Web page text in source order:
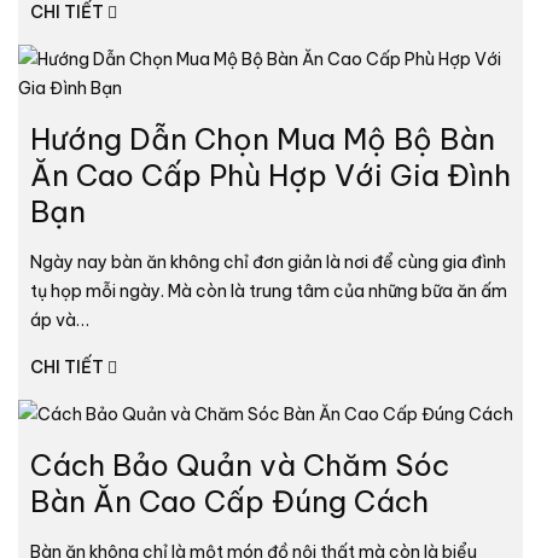
CHI TIẾT
Hướng Dẫn Chọn Mua Mộ Bộ Bàn
Ăn Cao Cấp Phù Hợp Với Gia Đình
Bạn
Ngày nay bàn ăn không chỉ đơn giản là nơi để cùng gia đình
tụ họp mỗi ngày. Mà còn là trung tâm của những bữa ăn ấm
áp và…
CHI TIẾT
Cách Bảo Quản và Chăm Sóc
Bàn Ăn Cao Cấp Đúng Cách
Bàn ăn không chỉ là một món đồ nội thất mà còn là biểu